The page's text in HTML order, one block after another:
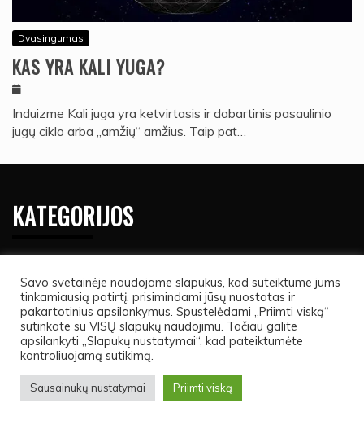
Dvasingumas
KAS YRA KALI YUGA?
Induizme Kali juga yra ketvirtasis ir dabartinis pasaulinio
jugų ciklo arba „amžių“ amžius. Taip pat…
KATEGORIJOS
Dvasingumas
Faktai
Gyvūnai
Joga
Keisti
Savo svetainėje naudojame slapukus, kad suteiktume jums
tinkamiausią patirtį, prisimindami jūsų nuostatas ir
pakartotinius apsilankymus. Spustelėdami „Priimti viską“
sutinkate su VISŲ slapukų naudojimu. Tačiau galite
apsilankyti „Slapukų nustatymai“, kad pateiktumėte
kontroliuojamą sutikimą.
Sausainukų nustatymai Priimti viską